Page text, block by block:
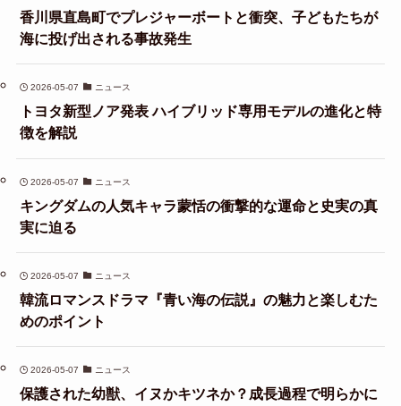
香川県直島町でプレジャーボートと衝突、子どもたちが
海に投げ出される事故発生
2026-05-07 ニュース
トヨタ新型ノア発表 ハイブリッド専用モデルの進化と特
徴を解説
2026-05-07 ニュース
キングダムの人気キャラ蒙恬の衝撃的な運命と史実の真
実に迫る
2026-05-07 ニュース
韓流ロマンスドラマ『青い海の伝説』の魅力と楽しむた
めのポイント
2026-05-07 ニュース
保護された幼獣、イヌかキツネか？成長過程で明らかに